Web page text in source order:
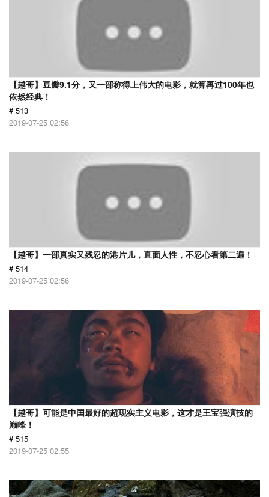
【越哥】豆瓣9.1分，又一部称得上伟大的电影，就算再过100年也
依然经典！
# 513
2019-07-25 02:56
【越哥】一部真实又残忍的港片儿，直面人性，不忍心看第二遍！
# 514
2019-07-25 02:56
【越哥】可能是中国最好的超现实主义电影，这才是王宝强演技的
巅峰！
# 515
2019-07-25 02:55